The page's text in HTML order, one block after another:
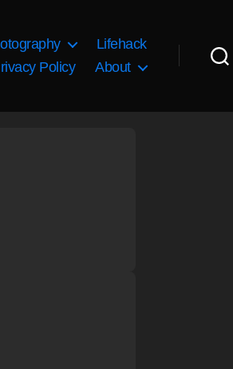
Lifehack
Policy About